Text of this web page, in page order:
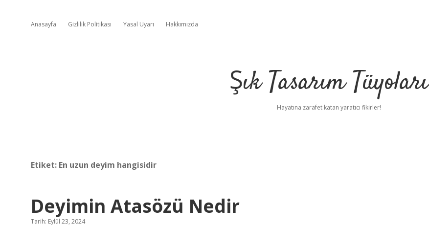
Anasayfa Gizlilik Politikası Yasal Uyarı Hakkımızda
Şık Tasarım Tüyoları
Hayatına zarafet katan yaratıcı fikirler!
Etiket: En uzun deyim hangisidir
Deyimin Atasözü Nedir
Tarih: Eylül 23, 2024